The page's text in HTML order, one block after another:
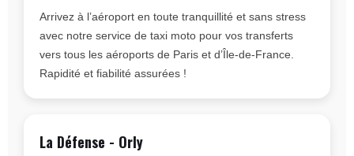
Arrivez à l’aéroport en toute tranquillité et sans stress
avec notre service de taxi moto pour vos transferts
vers tous les aéroports de Paris et d’Île-de-France.
Rapidité et fiabilité assurées !
La Défense - Orly